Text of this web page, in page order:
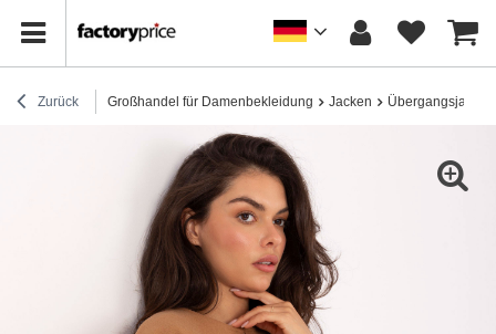
Zurück Großhandel für Damenbekleidung Jacken Übergangsjacken